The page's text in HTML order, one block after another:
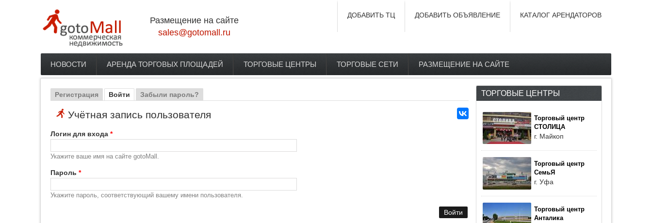
Размещение на сайте
sales@gotomall.ru
КАТАЛОГ АРЕНДАТОРОВ
ДОБАВИТЬ ОБЪЯВЛЕНИЕ
ДОБАВИТЬ ТЦ
Главное меню
НОВОСТИ АРЕНДА ТОРГОВЫХ ПЛОЩАДЕЙ ТОРГОВЫЕ ЦЕНТРЫ ТОРГОВЫЕ СЕТИ РАЗМЕЩЕНИЕ НА САЙТЕ
Главные вкладки
Регистрация Войти (активная вкладка)
Забыли пароль?
Учётная запись пользователя
Логин для входа *
Укажите ваше имя на сайте gotoMall.
Пароль *
Укажите пароль, соответствующий вашему имени пользователя.
ТОРГОВЫЕ ЦЕНТРЫ
Торговый центр
СТОЛИЦА
г. Майкоп
Торговый центр
СемьЯ
г. Уфа
Торговый центр
Анталика